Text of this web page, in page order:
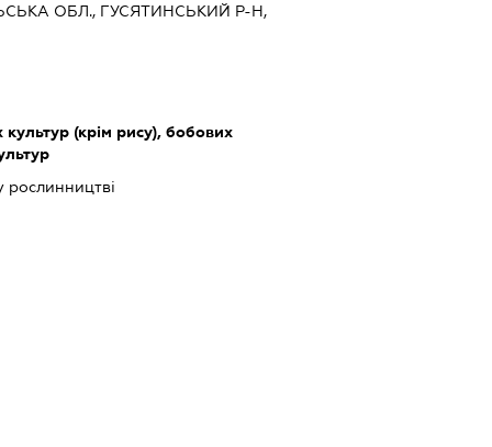
ОБЛ., ГУСЯТИНСЬКИЙ Р-Н,
(крім рису), бобових
рослинництві